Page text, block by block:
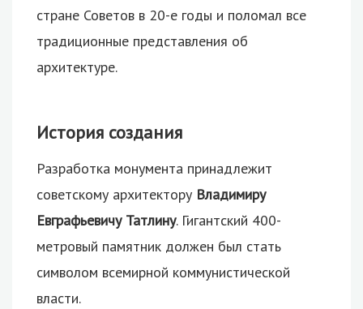
стране Советов в 20-е годы и поломал все
традиционные представления об
архитектуре.
История создания
Разработка монумента принадлежит
советскому архитектору Владимиру
Евграфьевичу Татлину. Гигантский 400-
метровый памятник должен был стать
символом всемирной коммунистической
власти.